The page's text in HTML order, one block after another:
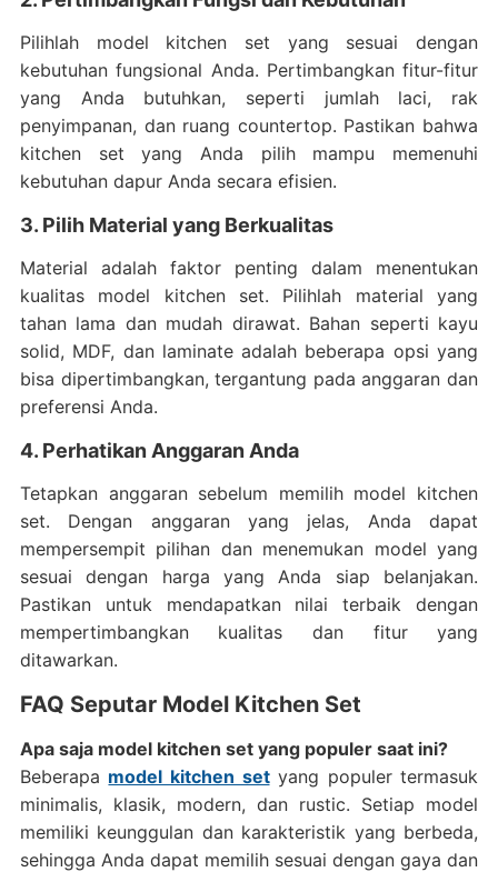
Pilihlah model kitchen set yang sesuai dengan
kebutuhan fungsional Anda. Pertimbangkan fitur-fitur
yang Anda butuhkan, seperti jumlah laci, rak
penyimpanan, dan ruang countertop. Pastikan bahwa
kitchen set yang Anda pilih mampu memenuhi
kebutuhan dapur Anda secara efisien.
3. Pilih Material yang Berkualitas
Material adalah faktor penting dalam menentukan
kualitas model kitchen set. Pilihlah material yang
tahan lama dan mudah dirawat. Bahan seperti kayu
solid, MDF, dan laminate adalah beberapa opsi yang
bisa dipertimbangkan, tergantung pada anggaran dan
preferensi Anda.
4. Perhatikan Anggaran Anda
Tetapkan anggaran sebelum memilih model kitchen
set. Dengan anggaran yang jelas, Anda dapat
mempersempit pilihan dan menemukan model yang
sesuai dengan harga yang Anda siap belanjakan.
Pastikan untuk mendapatkan nilai terbaik dengan
mempertimbangkan kualitas dan fitur yang
ditawarkan.
FAQ Seputar Model Kitchen Set
Apa saja model kitchen set yang populer saat ini?
Beberapa model kitchen setyang populer termasuk
minimalis, klasik, modern, dan rustic. Setiap model
memiliki keunggulan dan karakteristik yang berbeda,
sehingga Anda dapat memilih sesuai dengan gaya dan